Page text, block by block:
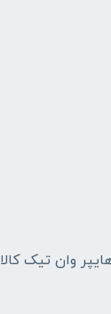
وان تیک کالا